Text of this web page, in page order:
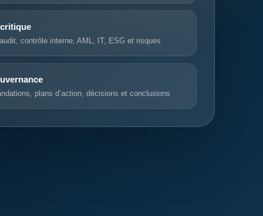
contrôle interne, AML, IT, ESG et risques
plans d’action, décisions et conclusions